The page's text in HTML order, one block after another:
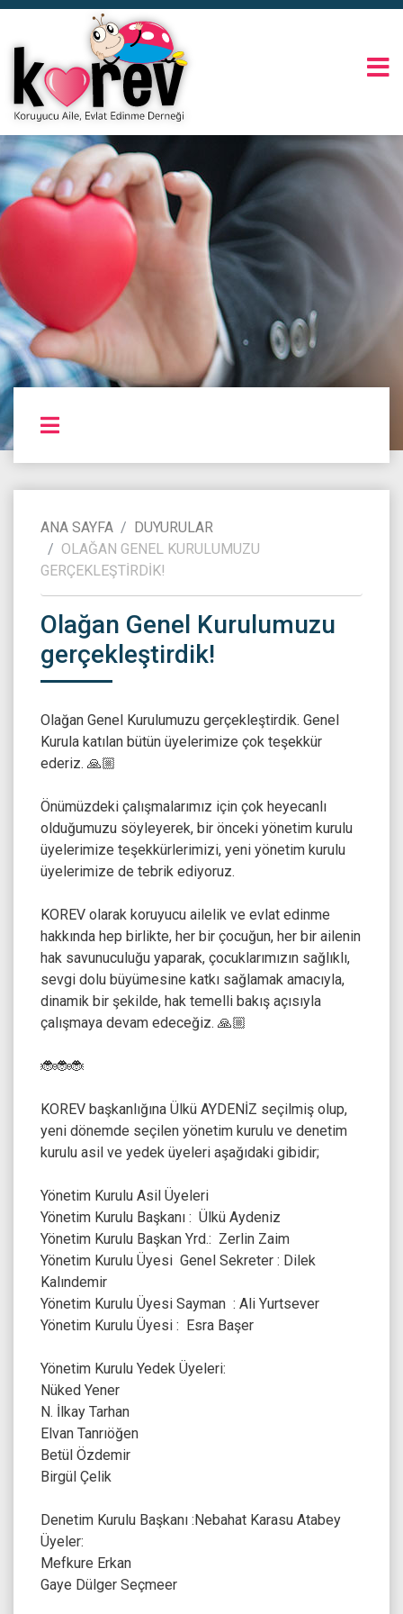
ANA SAYFA
DUYURULAR
OLAĞAN GENEL KURULUMUZU
GERÇEKLEŞTIRDIK!
Olağan Genel Kurulumuzu
gerçekleştirdik!
Olağan Genel Kurulumuzu gerçekleştirdik. Genel
Kurula katılan bütün üyelerimize çok teşekkür
ederiz. 🙏🏼
Önümüzdeki çalışmalarımız için çok heyecanlı
olduğumuzu söyleyerek, bir önceki yönetim kurulu
üyelerimize teşekkürlerimizi, yeni yönetim kurulu
üyelerimize de tebrik ediyoruz.
KOREV olarak koruyucu ailelik ve evlat edinme
hakkında hep birlikte, her bir çocuğun, her bir ailenin
hak savunuculuğu yaparak, çocuklarımızın sağlıklı,
sevgi dolu büyümesine katkı sağlamak amacıyla,
dinamik bir şekilde, hak temelli bakış açısıyla
çalışmaya devam edeceğiz. 🙏🏼
🐞🐞🐞
KOREV başkanlığına Ülkü AYDENİZ seçilmiş olup,
yeni dönemde seçilen yönetim kurulu ve denetim
kurulu asil ve yedek üyeleri aşağıdaki gibidir;
Yönetim Kurulu Asil Üyeleri
Yönetim Kurulu Başkanı : Ülkü Aydeniz
Yönetim Kurulu Başkan Yrd.: Zerlin Zaim
Yönetim Kurulu Üyesi Genel Sekreter : Dilek
Kalındemir
Yönetim Kurulu Üyesi Sayman : Ali Yurtsever
Yönetim Kurulu Üyesi : Esra Başer
Yönetim Kurulu Yedek Üyeleri:
Nüked Yener
N. İlkay Tarhan
Elvan Tanrıöğen
Betül Özdemir
Birgül Çelik
Denetim Kurulu Başkanı :Nebahat Karasu Atabey
Üyeler:
Mefkure Erkan
Gaye Dülger Seçmeer